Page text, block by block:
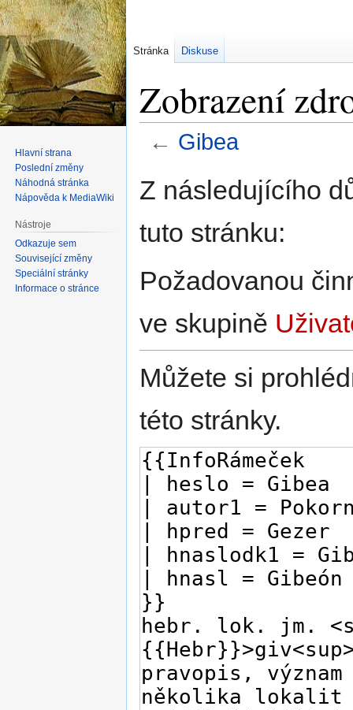
Zobrazení
← Gibea
na
na
Z následujícího
tuto stránku:
Požadovanou
ve skupině
Můžete si
této stránky.
Stránka Diskuse
Hlavní strana
Poslední změny
Náhodná stránka
Nápověda k MediaWiki
Nástroje
Odkazuje sem
Související změny
Speciální stránky
Informace o stránce